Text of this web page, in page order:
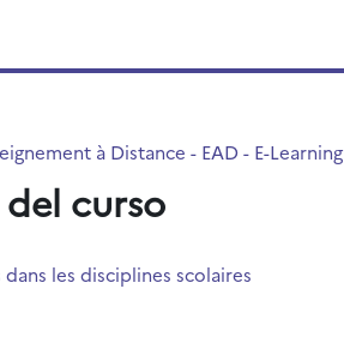
à Distance - EAD - E-Learning
curso
dans les disciplines scolaires